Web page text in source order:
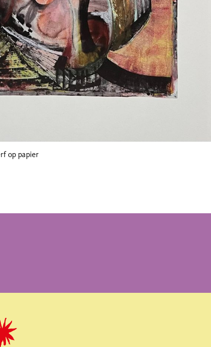
op papier